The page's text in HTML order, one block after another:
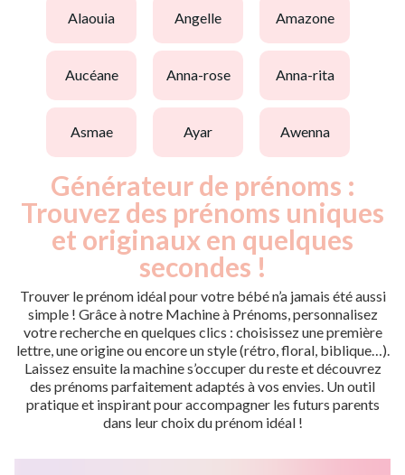
alaouia angelle amazone
aucéane anna-rose anna-rita
asmae ayar awenna
Générateur de prénoms :
Trouvez des prénoms uniques
et originaux en quelques
secondes !
Trouver le prénom idéal pour votre bébé n’a jamais été aussi
simple ! Grâce à notre Machine à Prénoms, personnalisez
votre recherche en quelques clics : choisissez une première
lettre, une origine ou encore un style (rétro, floral, biblique…).
Laissez ensuite la machine s’occuper du reste et découvrez
des prénoms parfaitement adaptés à vos envies. Un outil
pratique et inspirant pour accompagner les futurs parents
dans leur choix du prénom idéal !